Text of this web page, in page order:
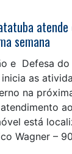
atende
semana
e Defesa do
as
na
está
Wagner –